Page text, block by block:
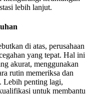
lebih lanjut.
di atas, perusahaan
yang tepat. Hal ini
akurat, menggunakan
rutin memeriksa dan
Lebih penting lagi,
untuk membantu